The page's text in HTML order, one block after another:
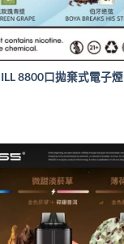
8800口拋棄式電子煙